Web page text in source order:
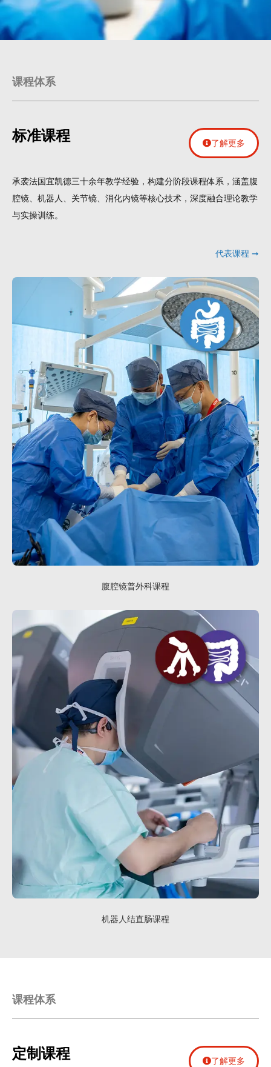
课程体系
标准课程 了解更多
承袭法国宜凯德三十余年教学经验，构建分阶段课程体系，涵盖腹
腔镜、机器人、关节镜、消化内镜等核心技术，深度融合理论教学
与实操训练。
代表课程 ➞
腹腔镜普外科课程
机器人结直肠课程
课程体系
定制课程 了解更多